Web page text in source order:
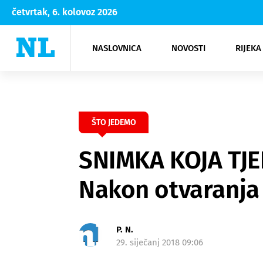
četvrtak, 6. kolovoz 2026
NASLOVNICA NOVOSTI
Rijeka Opatija
NK
Moda
Kultura
ŠTO JEDEMO
SNIMKA KOJA
Nakon
P. N.
29. siječanj 2018 09:06